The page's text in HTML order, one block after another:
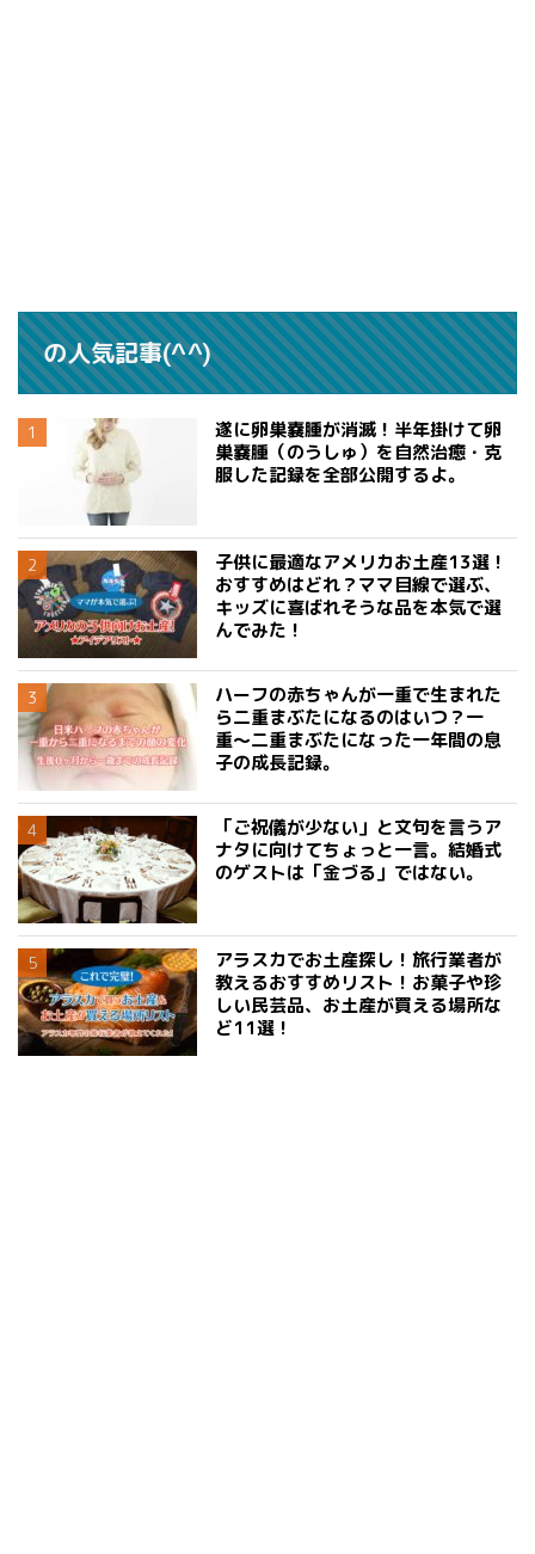
の人気記事(^^)
遂に卵巣嚢腫が消滅！半年掛けて卵
巣嚢腫（のうしゅ）を自然治癒・克
服した記録を全部公開するよ。
子供に最適なアメリカお土産13選！
おすすめはどれ？ママ目線で選ぶ、
キッズに喜ばれそうな品を本気で選
んでみた！
ハーフの赤ちゃんが一重で生まれた
ら二重まぶたになるのはいつ？一
重〜二重まぶたになった一年間の息
子の成長記録。
「ご祝儀が少ない」と文句を言うア
ナタに向けてちょっと一言。結婚式
のゲストは「金づる」ではない。
アラスカでお土産探し！旅行業者が
教えるおすすめリスト！お菓子や珍
しい民芸品、お土産が買える場所な
ど11選！